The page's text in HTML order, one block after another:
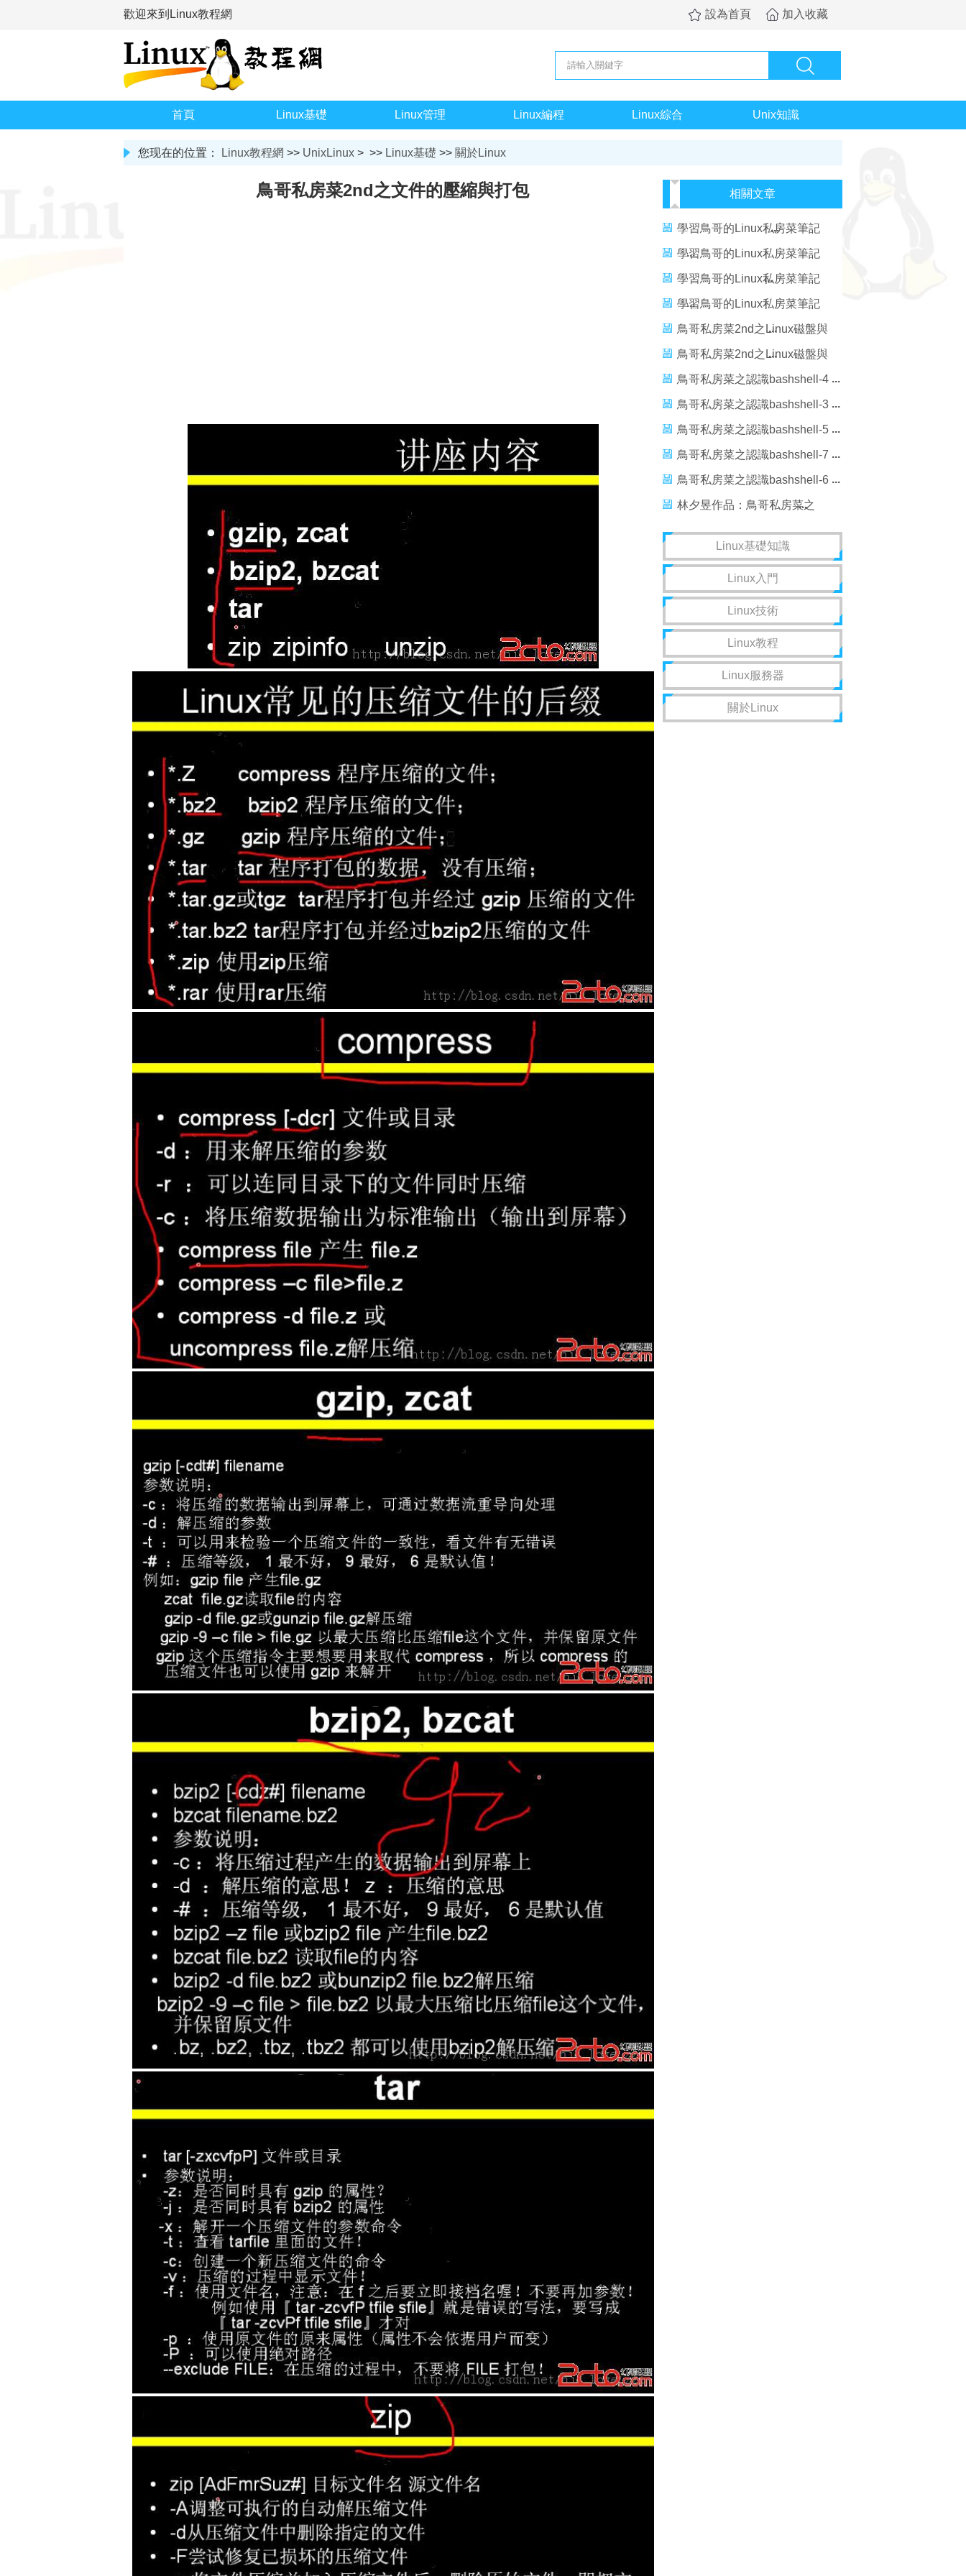
歡迎來到Linux教程網 設為首頁 加入收藏
首頁 Linux基礎 Linux管理 Linux編程 Linux綜合 Unix知識
您现在的位置： Linux教程網 >> UnixLinux > >> Linux基礎 >> 關於Linux
鳥哥私房菜2nd之文件的壓縮與打包 相關文章
學習鳥哥的Linux私房菜筆記
（10）——bash2
學習鳥哥的Linux私房菜筆記
（8）——文件查找與文件管理
2
學習鳥哥的Linux私房菜筆記
（9）——bash1
學習鳥哥的Linux私房菜筆記
（7）——文件查找與文件管理
1
鳥哥私房菜2nd之Linux磁盤與
文件系統管理-1/3
鳥哥私房菜2nd之Linux磁盤與
文件系統管理-2/3
鳥哥私房菜之認識bashshell-4
鳥哥私房菜之認識bashshell-3
鳥哥私房菜之認識bashshell-5
鳥哥私房菜之認識bashshell-7
鳥哥私房菜之認識bashshell-6
林夕昱作品：鳥哥私房菜之
Linux文件和目錄管理-1
Linux基礎知識
Linux入門
Linux技術
Linux教程
Linux服務器
關於Linux